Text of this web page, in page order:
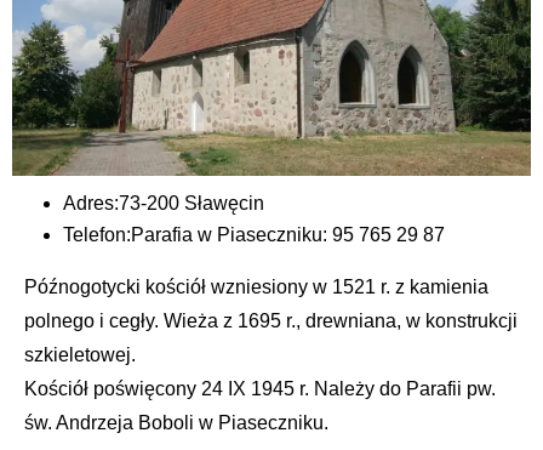
Adres:73-200 Sławęcin
Telefon:Parafia w Piaseczniku: 95 765 29 87
Późnogotycki kościół wzniesiony w 1521 r. z kamienia
polnego i cegły. Wieża z 1695 r., drewniana, w konstrukcji
szkieletowej.
Kościół poświęcony 24 IX 1945 r. Należy do Parafii pw.
św. Andrzeja Boboli w Piaseczniku.